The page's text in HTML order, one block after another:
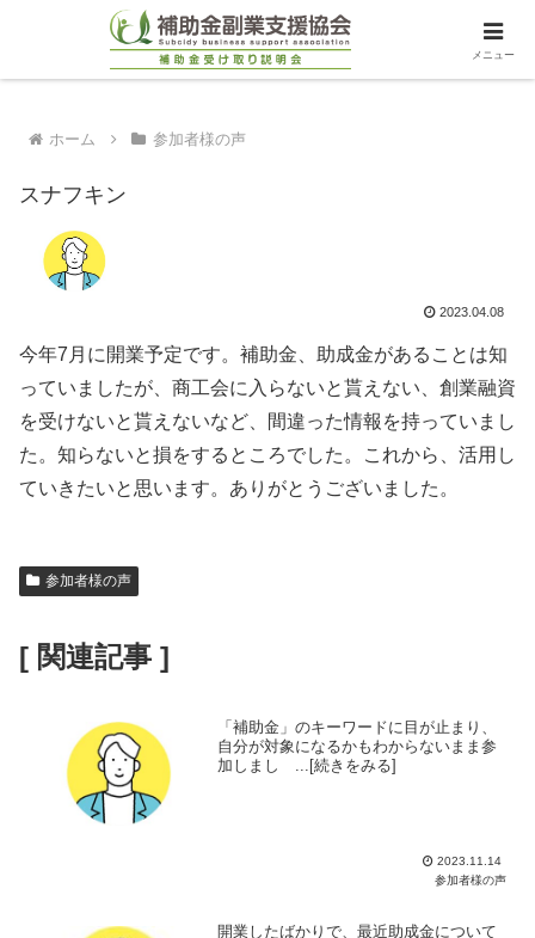
ホーム 参加者様の声
スナフキン
2023.04.08
今年7月に開業予定です。補助金、助成金があることは知
っていましたが、商工会に入らないと貰えない、創業融資
を受けないと貰えないなど、間違った情報を持っていまし
た。知らないと損をするところでした。これから、活用し
ていきたいと思います。ありがとうございました。
参加者様の声
[ 関連記事 ]
「補助金」のキーワードに目が止まり、
自分が対象になるかもわからないまま参
加しまし ...[続きをみる]
2023.11.14
参加者様の声
開業したばかりで、最近助成金について
メニュー